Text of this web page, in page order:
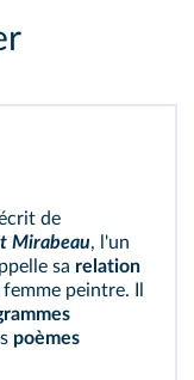
de
Mirabeau, l'un
sa relation
peintre. Il
poèmes